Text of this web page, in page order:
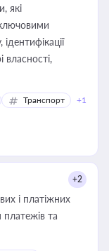
які
власності,
Транспорт +1
+2
і платіжних